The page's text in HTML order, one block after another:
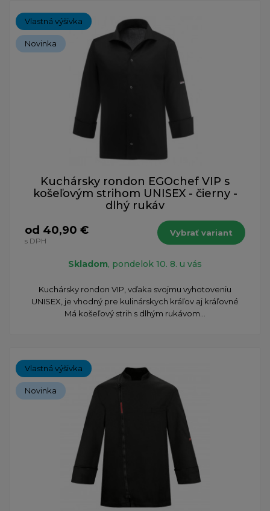
Vlastná výšivka
Novinka
Kuchársky rondon EGOchef VIP s
košeľovým strihom UNISEX - čierny -
dlhý rukáv
od 40,90 €
s DPH
Vybrať variant
Skladom, pondelok 10. 8. u vás
​Kuchársky rondon VIP, vďaka svojmu vyhotoveniu
UNISEX, je vhodný pre kulinárskych kráľov aj kráľovné
Má košeľový strih s dlhým rukávom...
Vlastná výšivka
Novinka